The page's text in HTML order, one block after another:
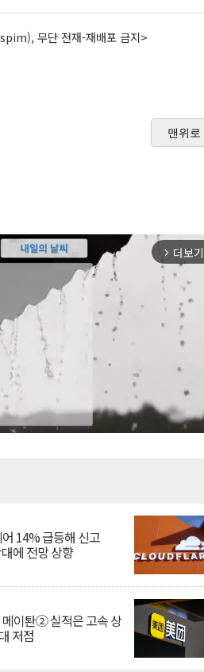
무단 전재-재배포 금지>
맨위로
arrow_forward_ios 더보기
14% 급등해 신고
에 전망 상향
메이퇀② 실적은 고속 상
저점